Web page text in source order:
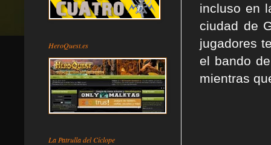
incluso en
ciudad de
jugadores
el bando
mientras
HeroQuest.es
La Patrulla del Cíclope